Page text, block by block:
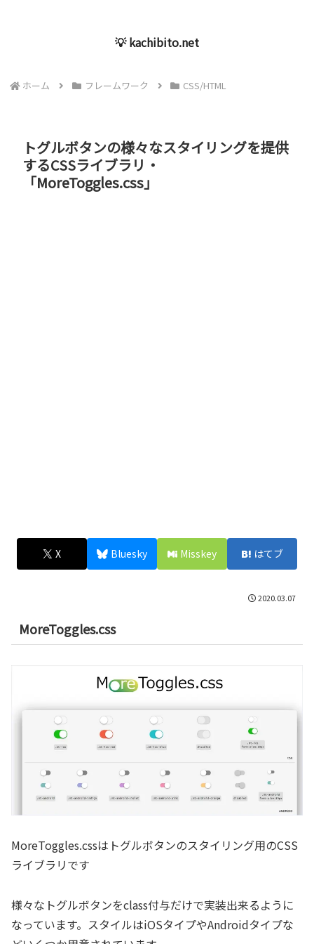
💡 kachibito.net
ホーム フレームワーク CSS/HTML
トグルボタンの様々なスタイリングを提供
するCSSライブラリ・
「MoreToggles.css」
X Bluesky Misskey はてブ
2020.03.07
MoreToggles.css
MoreToggles.cssはトグルボタンのスタイリング用のCSS
ライブラリです
様々なトグルボタンをclass付与だけで実装出来るように
なっています。スタイルはiOSタイプやAndroidタイプな